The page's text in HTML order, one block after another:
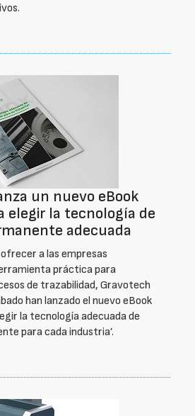
un nuevo eBook
elegir la tecnología de
adecuada
a las empresas
práctica para
de trazabilidad, Gravotech
han lanzado el nuevo eBook
la tecnología adecuada de
para cada industria’.